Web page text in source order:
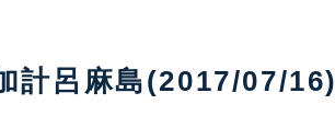
計呂麻島(2017/07/16)